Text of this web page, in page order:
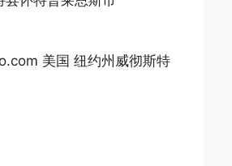
美国 纽约州威彻斯特